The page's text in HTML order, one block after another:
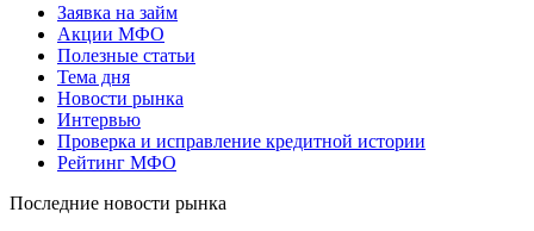
Заявка на займ
Акции МФО
Полезные статьи
Тема дня
Новости рынка
Интервью
Проверка и исправление кредитной истории
Рейтинг МФО
Последние новости рынка